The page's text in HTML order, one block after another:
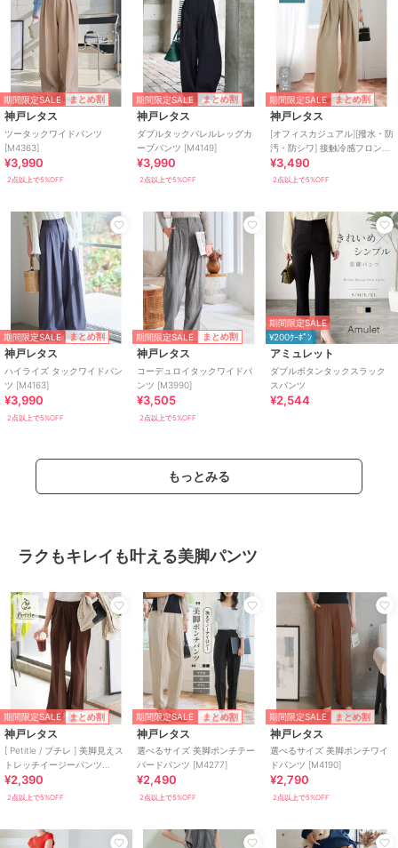
期間限定SALE まとめ割
神戸レタス
ツータックワイドパンツ
[M4363]
¥3,990
2点以上で5%OFF
期間限定SALE まとめ割
神戸レタス
ダブルタックバレルレッグカ
ーブパンツ [M4149]
¥3,990
2点以上で5%OFF
期間限定SALE まとめ割
神戸レタス
[オフィスカジュアル][撥水・防
汚・防シワ] 接触冷感フロント
タックワイドスラックス
[M4408]
¥3,490
2点以上で5%OFF
期間限定SALE まとめ割
神戸レタス
ハイライズ タックワイドパン
ツ [M4163]
¥3,990
2点以上で5%OFF
期間限定SALE まとめ割
神戸レタス
コーデュロイタックワイドパ
ンツ [M3990]
¥3,505
2点以上で5%OFF
期間限定SALE
¥200ｸｰﾎﾟﾝ
アミュレット
ダブルボタンタックスラック
スパンツ
¥2,544
もっとみる
ラクもキレイも叶える美脚パンツ
期間限定SALE まとめ割
神戸レタス
[ Petitle / プチレ ] 美脚見えス
トレッチイージーパンツ
[M4266]
¥2,390
2点以上で5%OFF
期間限定SALE まとめ割
神戸レタス
選べるサイズ 美脚ポンチテー
パードパンツ [M4277]
¥2,490
2点以上で5%OFF
期間限定SALE まとめ割
神戸レタス
選べるサイズ 美脚ポンチワイ
ドパンツ [M4190]
¥2,790
2点以上で5%OFF